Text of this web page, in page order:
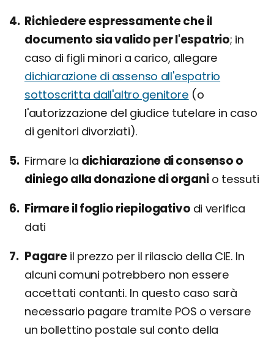
Richiedere espressamente che il
documento sia valido per l'espatrio; in
caso di figli minori a carico, allegare
dichiarazione di assenso all'espatrio
sottoscritta dall'altro genitore (o
l'autorizzazione del giudice tutelare in caso
di genitori divorziati).
Firmare la dichiarazione di consenso o
diniego alla donazione di organio tessuti
Firmare il foglio riepilogativo di verifica
dati
Pagareil prezzo per il rilascio della CIE. In
alcuni comuni potrebbero non essere
accettati contanti. In questo caso sarà
necessario pagare tramite POS o versare
un bollettino postale sul conto della